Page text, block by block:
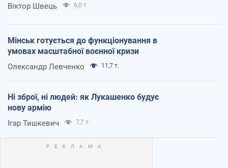
Віктор Швець 6,0 т.
Мінськ готується до функціонування в
умовах масштабної воєнної кризи
Олександр Левченко 11,7 т.
Ні зброї, ні людей: як Лукашенко будує
нову армію
Ігар Тишкевич 7,7 т.